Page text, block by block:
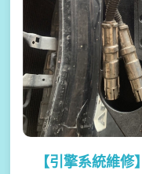
【引擎系統維修